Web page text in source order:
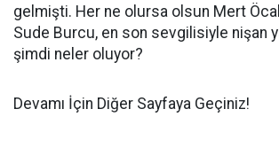
gelmişti. Her ne olursa olsun Mert
Sude Burcu, en son sevgilisiyle nişan
şimdi neler oluyor?
Devamı İçin Diğer Sayfaya Geçiniz!